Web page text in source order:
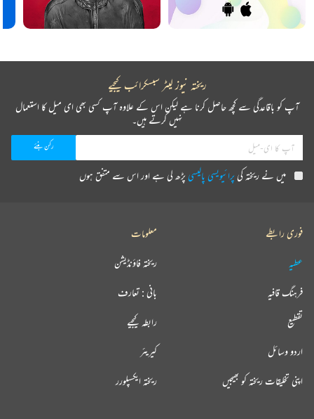
ریختہ نیوز لیٹر سبسکرائب کیجیے
آپ کو باقاعدگی سے کچھ حاصل کرنا ہے لیکن اس کے علاوہ آپ کسی بھی ای میل کا استعمال
نہیں کرتے ہیں۔
میں نے ریختہ کیپرائیویسی پالیسیپڑھ لی ہے اور اس سے متفق ہوں
فوری رابطے
عطیہ
فرہنگ قافیہ
تقطیع
اردو وسائل
اپنی تخلیقات ریختہ کو بھیجیں
معلومات
ریختہ فاؤنڈیشن
بانی : تعارف
رابطہ کیجیے
کیریئر
ریختہ ایکسپلورر